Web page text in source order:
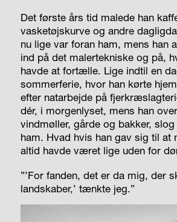
Det første års tid malede han
vasketøjskurve og andre
nu lige var foran ham, mens han
ind på det malertekniske og på,
havde at fortælle. Lige indtil en
sommerferie, hvor han kørte
efter natarbejde på
dér, i morgenlyset, mens han
vindmøller, gårde og bakker, slog
ham. Hvad hvis han gav sig til at
altid havde været lige uden for
”’For fanden, det er da mig, der
landskaber,’ tænkte jeg.”